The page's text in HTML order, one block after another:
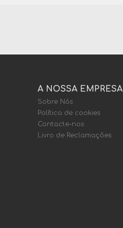
A NOSSA EMPRESA
Sobre Nós
Política de cookies
Contacte-nos
Livro de Reclamações